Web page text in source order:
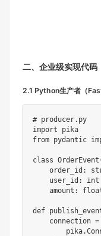
二、企业级实现代码
2.1 Python生产者（
# producer.py
import
from pydantic
class OrderEvent
    order_id
:
    user_id
:
int
    amount
:
def
    connection
=
        pika
.